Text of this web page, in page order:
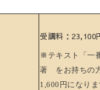
受講料：23,100
※ テキスト「一
著 をお持ちの
1,600 円になりま